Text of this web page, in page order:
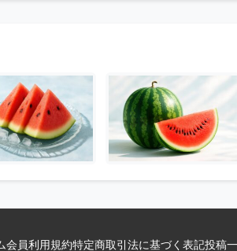
会員利用規約特定商取引法に基づく表記投稿